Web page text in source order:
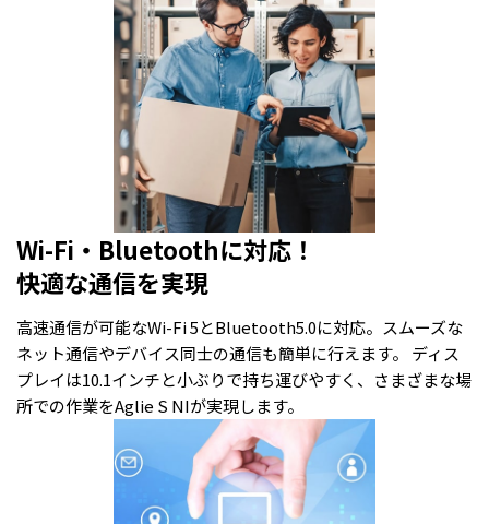
Wi-Fi・Bluetoothに対応！
快適な通信を実現
高速通信が可能なWi-Fi 5とBluetooth5.0に対応。スムーズな
ネット通信やデバイス同士の通信も簡単に行えます。 ディス
プレイは10.1インチと小ぶりで持ち運びやすく、さまざまな場
所での作業をAglie S NIが実現します。